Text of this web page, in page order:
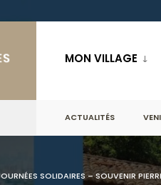
MON VILLAGE
ACTUALITÉS
SOLIDAIRES – SOUVENIR